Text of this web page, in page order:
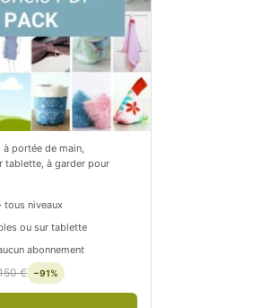
à portée de main,
tablette, à garder pour
tous niveaux
ou sur tablette
abonnement
€ −91%